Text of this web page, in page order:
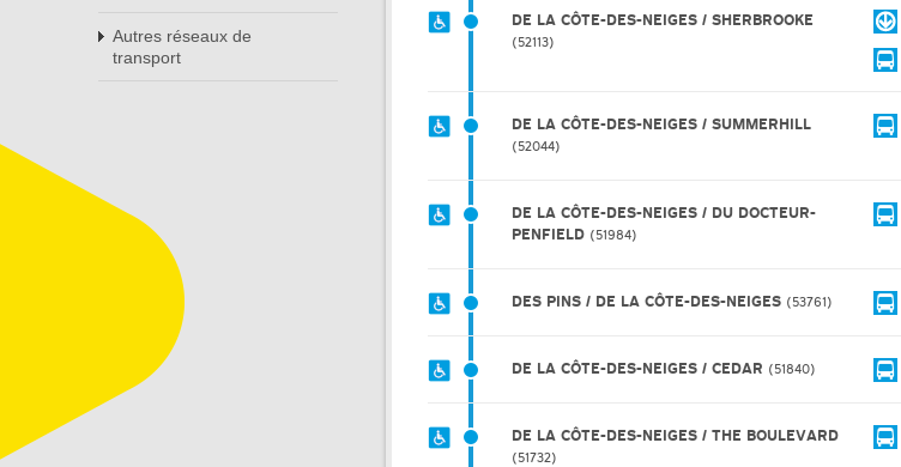
Autres réseaux de
transport
DE LA CÔTE-DES-NEIGES / SHERBROOKE
52113
DE LA CÔTE-DES-NEIGES / SUMMERHILL
52044
DE LA CÔTE-DES-NEIGES / DU DOCTEUR-
PENFIELD
51984
DES PINS / DE LA CÔTE-DES-NEIGES 53761
DE LA CÔTE-DES-NEIGES / CEDAR 51840
DE LA CÔTE-DES-NEIGES / THE BOULEVARD
51732